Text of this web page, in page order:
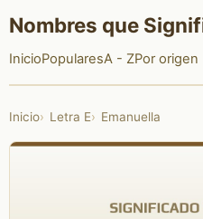
Nombres que
InicioPopularesA - ZPor origen
Inicio Letra E Emanuella